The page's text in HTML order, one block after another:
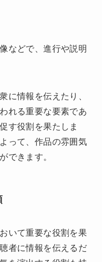
などで、進行や説明
に情報を伝えたり、
れる重要な要素であ
す役割を果たしま
って、作品の雰囲気
できます。
いて重要な役割を果
者に情報を伝えるだ